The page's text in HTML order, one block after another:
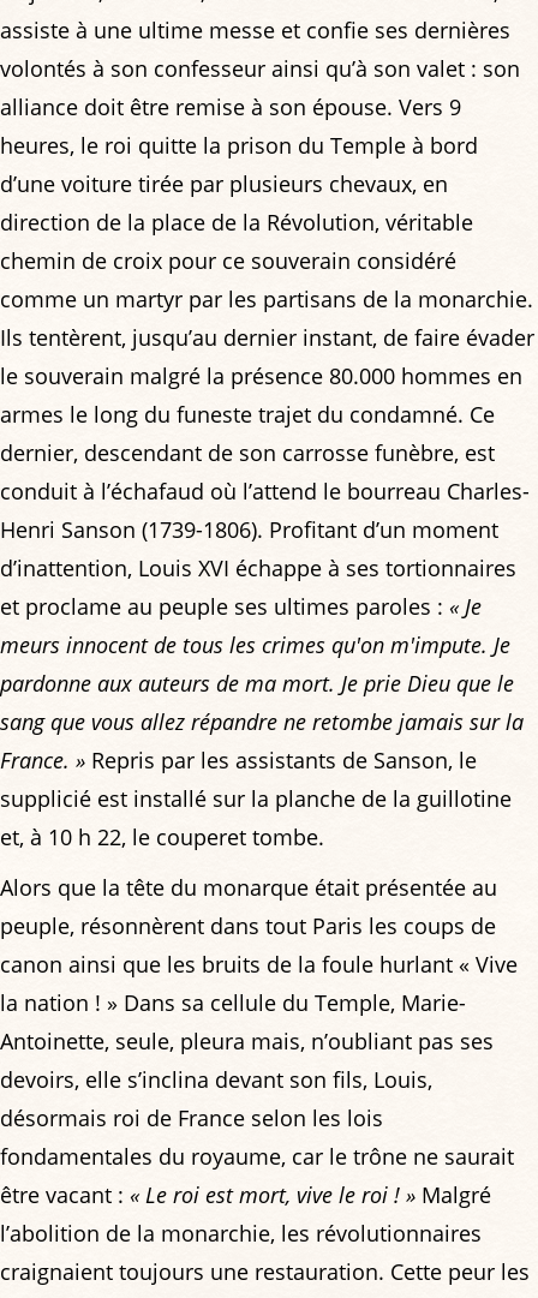
assiste à une ultime messe et confie ses dernières
volontés à son confesseur ainsi qu’à son valet : son
alliance doit être remise à son épouse. Vers 9
heures, le roi quitte la prison du Temple à bord
d’une voiture tirée par plusieurs chevaux, en
direction de la place de la Révolution, véritable
chemin de croix pour ce souverain considéré
comme un martyr par les partisans de la monarchie.
Ils tentèrent, jusqu’au dernier instant, de faire évader
le souverain malgré la présence 80.000 hommes en
armes le long du funeste trajet du condamné. Ce
dernier, descendant de son carrosse funèbre, est
conduit à l’échafaud où l’attend le bourreau Charles-
Henri Sanson (1739-1806). Profitant d’un moment
d’inattention, Louis XVI échappe à ses tortionnaires
et proclame au peuple ses ultimes paroles : « Je
meurs innocent de tous les crimes qu'on m'impute. Je
pardonne aux auteurs de ma mort. Je prie Dieu que le
sang que vous allez répandre ne retombe jamais sur la
France. » Repris par les assistants de Sanson, le
supplicié est installé sur la planche de la guillotine
et, à 10 h 22, le couperet tombe.
Alors que la tête du monarque était présentée au
peuple, résonnèrent dans tout Paris les coups de
canon ainsi que les bruits de la foule hurlant « Vive
la nation ! » Dans sa cellule du Temple, Marie-
Antoinette, seule, pleura mais, n’oubliant pas ses
devoirs, elle s’inclina devant son fils, Louis,
désormais roi de France selon les lois
fondamentales du royaume, car le trône ne saurait
être vacant : « Le roi est mort, vive le roi ! » Malgré
l’abolition de la monarchie, les révolutionnaires
craignaient toujours une restauration. Cette peur les